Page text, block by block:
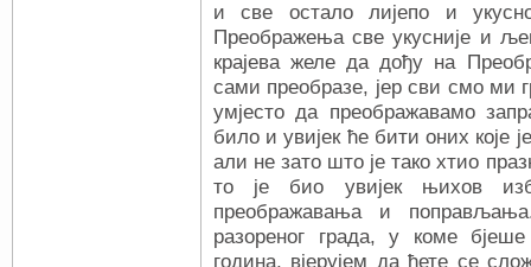
и све остало лијепо и
Преображења све укусније и
крајева желе да дођу на
сами преобразе, јер сви смо ми
умјесто да преображавамо
било и увијек ће бити оних које
али не зато што је тако хтио
то је био увијек њихов
преображавања и
разореног града, у коме
година, вјерујем да ћете се